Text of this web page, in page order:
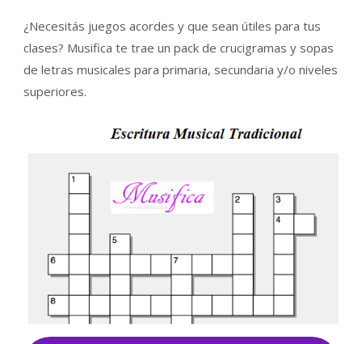
¿Necesitás juegos acordes y que sean útiles para tus
clases? Musifica te trae un pack de crucigramas y sopas
de letras musicales para primaria, secundaria y/o niveles
superiores.